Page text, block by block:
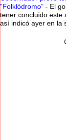
"Folklódromo" - El
tener concluido este
así indicó ayer en la